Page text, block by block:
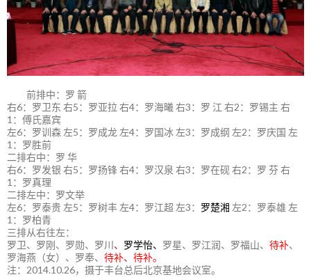
前排中：罗 箭
右6：罗卫东 右5：罗亚拉 右4：罗海曦 右3：罗 江 右2：罗锡主 右
1：傅氏嘉宾
左6：罗训森 左5：罗成龙 左4：罗国冰 左3：罗成纲 左2：罗庆国 左
1：罗胜前
二排右中：罗 华
右6：罗发银 右5：罗扬锋 右4：罗汉泉 右3：罗在砚 右2：罗 芬 右
1：罗真理
二排左中：罗文举
左6：罗泰贵 左5：罗树丰 左4：罗江超 左3： 罗楚湘 左2：罗泰雄 左
1：罗柏青
三排从右往左：
罗卫、罗刚、罗勋、罗川 、 罗学怡、 罗星、罗江润、罗福山、 待补、
罗海燕（女）、罗奉、 待补、待补。
注：2014.10.26，摄于丰台总后北京基地会议室。